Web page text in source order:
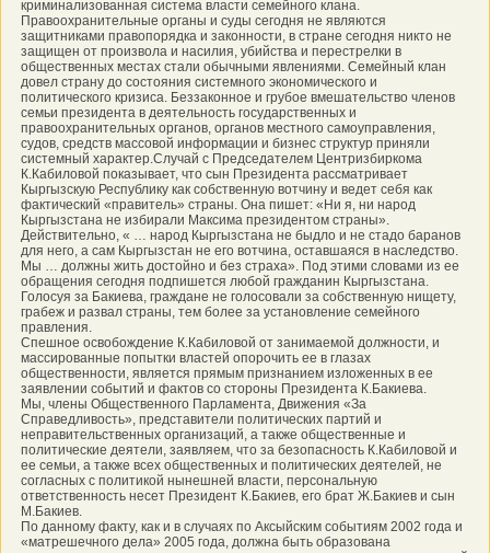
криминализованная система власти семейного клана.
Правоохранительные органы и суды сегодня не являются
защитниками правопорядка и законности, в стране сегодня никто не
защищен от произвола и насилия, убийства и перестрелки в
общественных местах стали обычными явлениями. Семейный клан
довел страну до состояния системного экономического и
политического кризиса. Беззаконное и грубое вмешательство членов
семьи президента в деятельность государственных и
правоохранительных органов, органов местного самоуправления,
судов, средств массовой информации и бизнес структур приняли
системный характер.Случай с Председателем Центризбиркома
К.Кабиловой показывает, что сын Президента рассматривает
Кыргызскую Республику как собственную вотчину и ведет себя как
фактический «правитель» страны. Она пишет: «Ни я, ни народ
Кыргызстана не избирали Максима президентом страны».
Действительно, « … народ Кыргызстана не быдло и не стадо баранов
для него, а сам Кыргызстан не его вотчина, оставшаяся в наследство.
Мы … должны жить достойно и без страха». Под этими словами из ее
обращения сегодня подпишется любой гражданин Кыргызстана.
Голосуя за Бакиева, граждане не голосовали за собственную нищету,
грабеж и развал страны, тем более за установление семейного
правления.
Спешное освобождение К.Кабиловой от занимаемой должности, и
массированные попытки властей опорочить ее в глазах
общественности, является прямым признанием изложенных в ее
заявлении событий и фактов со стороны Президента К.Бакиева.
Мы, члены Общественного Парламента, Движения «За
Справедливость», представители политических партий и
неправительственных организаций, а также общественные и
политические деятели, заявляем, что за безопасность К.Кабиловой и
ее семьи, а также всех общественных и политических деятелей, не
согласных с политикой нынешней власти, персональную
ответственность несет Президент К.Бакиев, его брат Ж.Бакиев и сын
М.Бакиев.
По данному факту, как и в случаях по Аксыйским событиям 2002 года и
«матрешечного дела» 2005 года, должна быть образована